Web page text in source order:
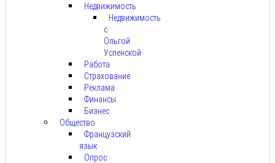
Недвижимость
Недвижимость
с
Ольгой
Успенской
Работа
Страхование
Реклама
Финансы
Бизнес
Общество
Французский
язык
Опрос